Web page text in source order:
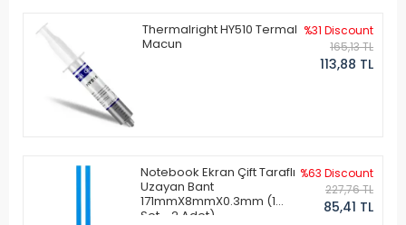
Thermalright HY510 Termal
Macun
%31 Discount
165,13 TL
113,88 TL
Notebook Ekran Çift Taraflı
Uzayan Bant
171mmX8mmX0.3mm (1
Set - 2 Adet)
%63 Discount
227,76 TL
85,41 TL